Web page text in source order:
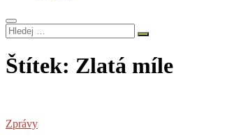
Hledej
…
Štítek: Zlatá míle
Zprávy